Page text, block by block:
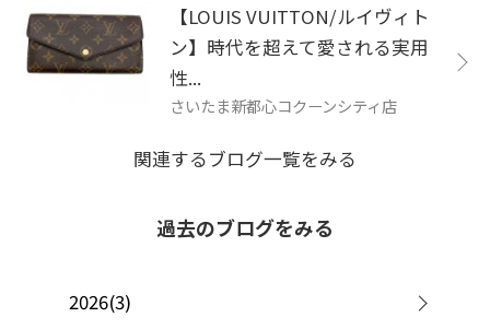
【LOUIS VUITTON/ルイヴィト
ン】時代を超えて愛される実用
性...
さいたま新都心コクーンシティ店
関連するブログ一覧をみる
過去のブログをみる
2026(3)